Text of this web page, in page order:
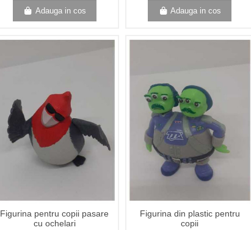
Adauga in cos Adauga in cos
Figurina pentru copii pasare
cu ochelari
Figurina din plastic pentru
copii